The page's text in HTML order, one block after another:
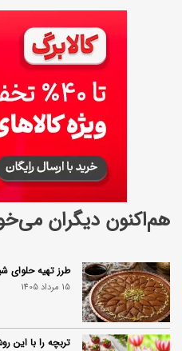
هم‌اکنون دیگران
طرز تهیه حلوای
15 مرداد 1405
تربچه را با این